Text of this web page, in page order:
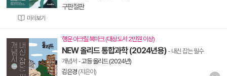
미리보기
구판절판
행운 아크릴 북마크 (대상도서 2만원 이상)
NEW 올리드 통합과학 (2024년용) - 내신 잡는 필수
개념서 -고등 올리드 (2024년)
김은경 (지은이)